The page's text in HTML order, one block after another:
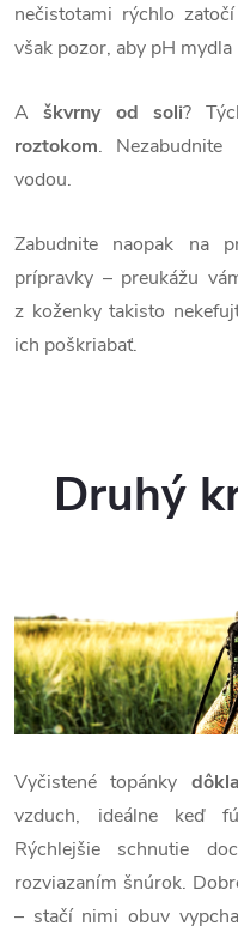
nečistotami rýchlo
však pozor, aby pH
Aškvrny od soli?
roztokom. Nezabudnite
vodou.
Zabudnite naopak na
prípravky – preukážu
z koženky takisto
ich poškriabať.
Druhý
Vyčistené topánky
vzduch, ideálne keď
Rýchlejšie schnutie
rozviazaním šnúrok.
– stačí nimi obuv